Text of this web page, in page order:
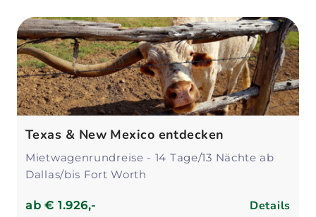
Texas & New Mexico entdecken
Mietwagenrundreise - 14 Tage/13 Nächte ab
Dallas/bis Fort Worth
ab€ 1.926,- Details